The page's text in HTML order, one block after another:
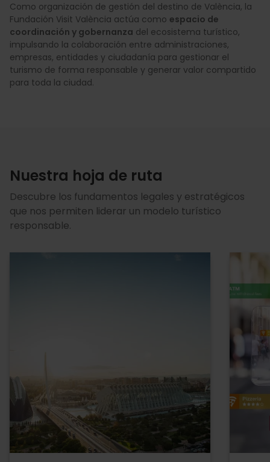
Como organización de gestión del destino de València, la
Fundación Visit València actúa como espacio de
coordinación y gobernanza del ecosistema turístico,
impulsando la colaboración entre administraciones,
empresas, entidades y ciudadanía para gestionar el
turismo de forma responsable y generar valor compartido
para toda la ciudad.
Nuestra hoja de ruta
Descubre los fundamentos legales y estratégicos
que nos permiten liderar un modelo turístico
responsable.